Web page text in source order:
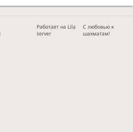
Работает на Lila
server
С любовью к
шахматам!